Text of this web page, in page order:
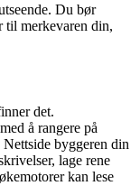
Du bør
til merkevaren din,
det.
å rangere på
byggeren din
lage rene
kan lese